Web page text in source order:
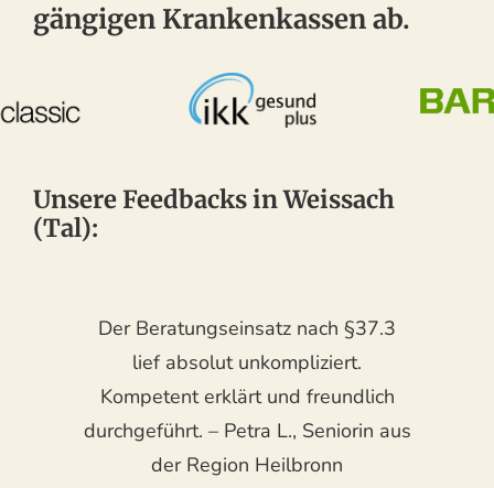
gängigen Krankenkassen ab.
Unsere Feedbacks in Weissach
(Tal):
Der Beratungseinsatz nach §37.3
lief absolut unkompliziert.
Kompetent erklärt und freundlich
durchgeführt. – Petra L., Seniorin aus
der Region Heilbronn